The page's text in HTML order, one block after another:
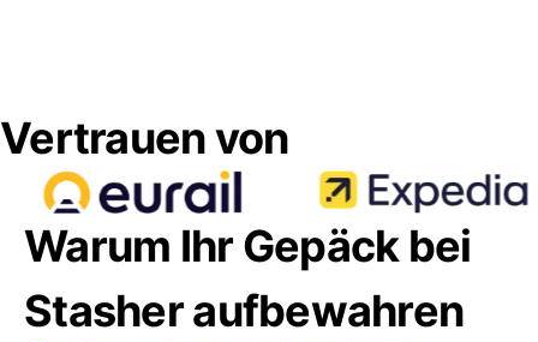
Vertrauen von
Warum Ihr Gepäck bei
Stasher aufbewahren